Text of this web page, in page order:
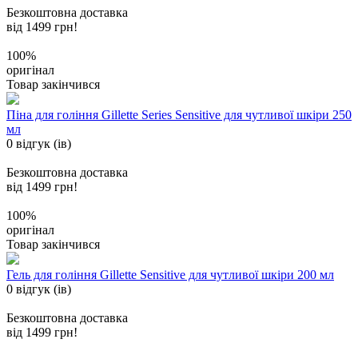
Безкоштовна доставка
від 1499 грн!
100%
оригінал
Товар закінчився
Піна для гоління Gillette Series Sensitive для чутливої шкіри 250
мл
0 відгук (ів)
Безкоштовна доставка
від 1499 грн!
100%
оригінал
Товар закінчився
Гель для гоління Gillette Sensitive для чутливої шкіри 200 мл
0 відгук (ів)
Безкоштовна доставка
від 1499 грн!